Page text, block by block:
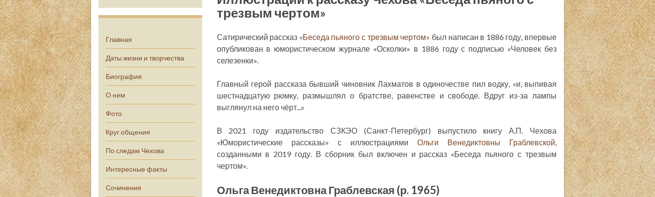
Главная
Даты жизни и творчества
Биография
О нем
Фото
Круг общения
По следам Чехова
Интересные факты
Сочинения
трезвым чертом»
Сатирический рассказ «Беседа пьяного с трезвым чертом» был написан в 1886 году, впервые
опубликован в юмористическом журнале «Осколки» в 1886 году с подписью «Человек без
селезенки».
Главный герой рассказа бывший чиновник Лахматов в одиночестве пил водку, «и, выпивая
шестнадцатую рюмку, размышлял о братстве, равенстве и свободе. Вдруг из-за лампы
выглянул на него чёрт...»
В 2021 году издательство СЗКЭО (Санкт-Петербург) выпустило книгу А.П. Чехова
«Юмористические рассказы» с иллюстрациями Ольги Венедиктовны Граблевской,
созданными в 2019 году. В сборник был включен и рассказ «Беседа пьяного с трезвым
чертом».
Ольга Венедиктовна Граблевская (р. 1965)